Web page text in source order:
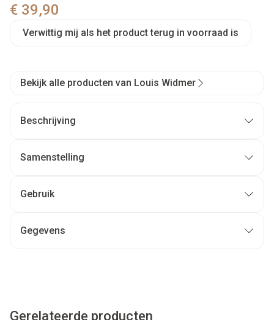
€ 39,90
Verwittig mij als het product terug in voorraad is
Bekijk alle producten van Louis Widmer
Beschrijving
Samenstelling
Gebruik
Gegevens
Gerelateerde producten